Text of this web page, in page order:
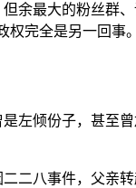
但余最大的粉丝群
权完全是另一回事
左倾份子，甚至
二八事件，父亲